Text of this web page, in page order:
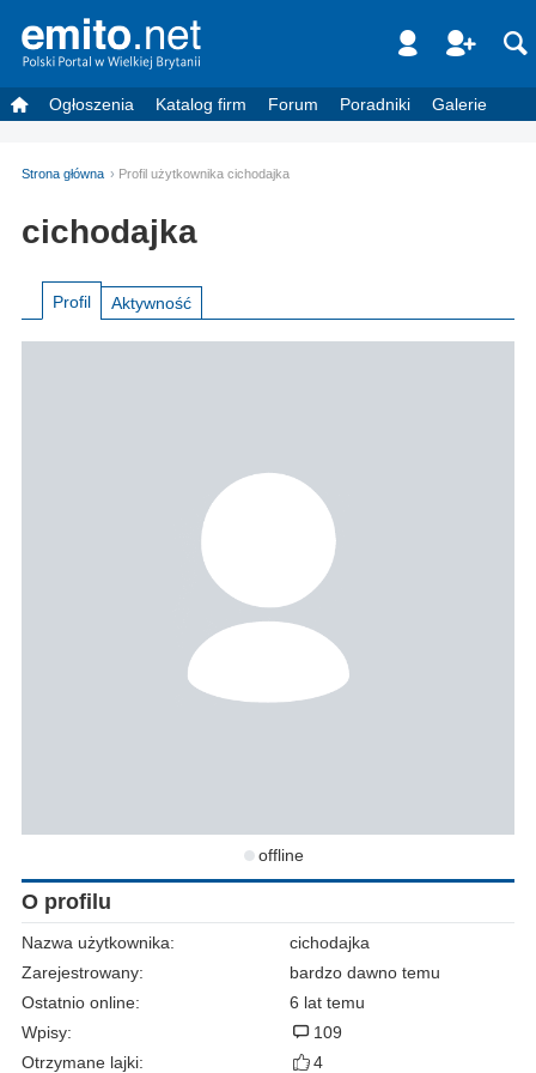
Ogłoszenia Katalog firm Forum Poradniki Galerie
Strona główna Profil użytkownika cichodajka
cichodajka
Profil Aktywność
offline
O profilu
Nazwa użytkownika:
cichodajka
Zarejestrowany:
bardzo dawno temu
Ostatnio online:
6 lat temu
Wpisy:
109
Otrzymane lajki:
4